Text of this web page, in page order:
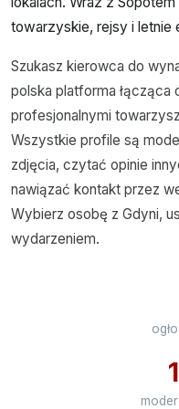
towarzyskie, rejsy i letnie
Szukasz kierowca do
polska platforma
profesjonalnymi
Wszystkie profile są
zdjęcia, czytać opinie
nawiązać kontakt przez
Wybierz osobę z Gdyni,
wydarzeniem.